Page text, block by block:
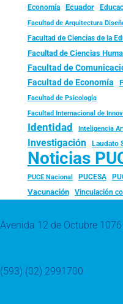
Economía Ecuador
Facultad de Arquitectura
Facultad de Ciencias de la
Facultad de Ciencias
Facultad de
Facultad de Economía
Facultad de Psicología
Facultad Internacional de
Identidad Inteligencia
Investigación Laudato
Noticias
PUCE Nacional PUCESA
Vacunación
Vinculación
Avenida 12 de Octubre
(593) (02) 2991700